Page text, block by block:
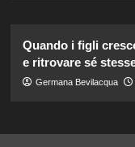
Quando i figli
e ritrovare sé
Germana Bevilacqua